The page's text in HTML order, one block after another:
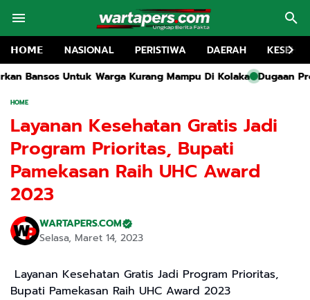
𝗛𝗢𝗠𝗘 NASIONAL PERISTIWA DAERAH
Kurang Mampu Di Kolaka Dugaan Proyek Rehabilitasi
HOME
Layanan Kesehatan Gratis Jadi
Program Prioritas, Bupati
Pamekasan Raih UHC Award
2023
WARTAPERS.COM
Selasa, Maret 14, 2023
Layanan Kesehatan Gratis Jadi Program Prioritas,
Bupati Pamekasan Raih UHC Award 2023